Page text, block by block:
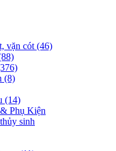
vặn cót (46)
(8)
(14)
Phụ Kiện
sinh